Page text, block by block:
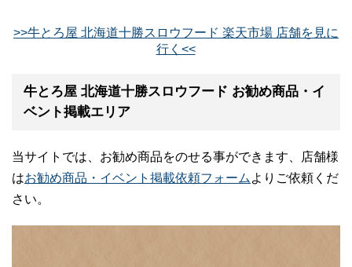
>>牛とろ屋 北海道十勝スロウフード 楽天市場 店舗を見に
行く<<
牛とろ屋 北海道十勝スロウフード お勧め商品・イ
ベント掲載エリア
当サイトでは、お勧め商品をのせる事ができます、店舗様
はお勧め商品・イベント掲載依頼フォーム よりご依頼くだ
さい。